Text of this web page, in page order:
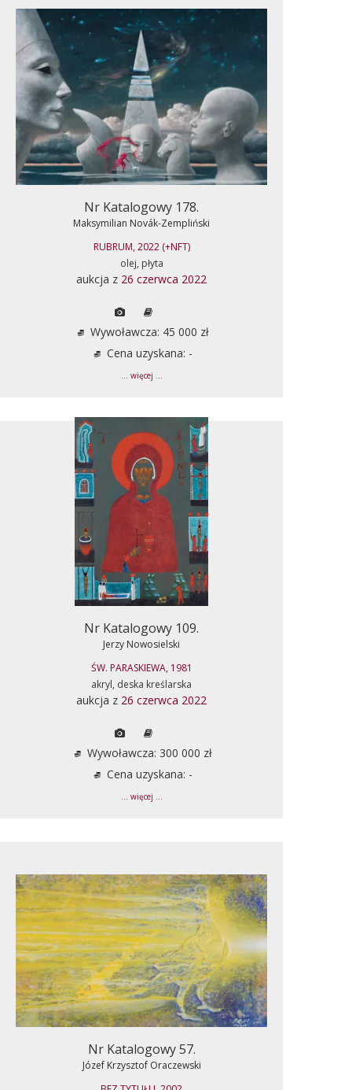
Nr Katalogowy 178.
Maksymilian Novák-Zempliński
RUBRUM, 2022 (+NFT)
olej, płyta
aukcja z 26 czerwca 2022
Wywoławcza: 45 000 zł
Cena uzyskana: -
... więcej ...
Nr Katalogowy 109.
Jerzy Nowosielski
ŚW. PARASKIEWA, 1981
akryl, deska kreślarska
aukcja z 26 czerwca 2022
Wywoławcza: 300 000 zł
Cena uzyskana: -
... więcej ...
Nr Katalogowy 57.
Józef Krzysztof Oraczewski